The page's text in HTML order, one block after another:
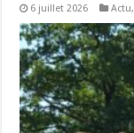
Les canicules
6 juillet 2026 Actu,